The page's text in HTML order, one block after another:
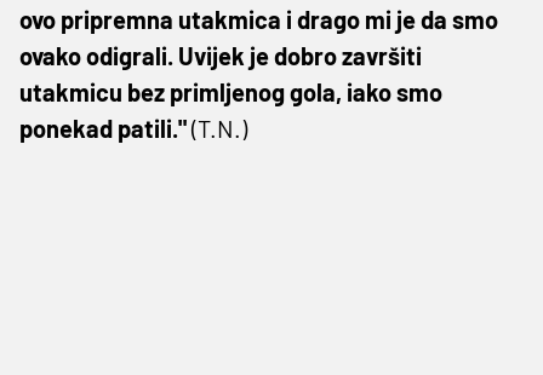
ovo pripremna utakmica i drago mi je da smo
ovako odigrali. Uvijek je dobro završiti
utakmicu bez primljenog gola, iako smo
ponekad patili."(T.N.)